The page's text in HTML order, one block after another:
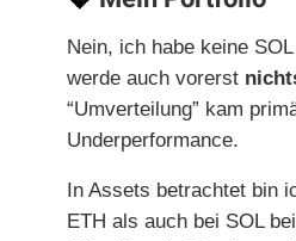
Nein, ich habe keine
werde auch vorerst
“Umverteilung” kam
Underperformance.
In Assets betrachtet bin
ETH als auch bei SOL